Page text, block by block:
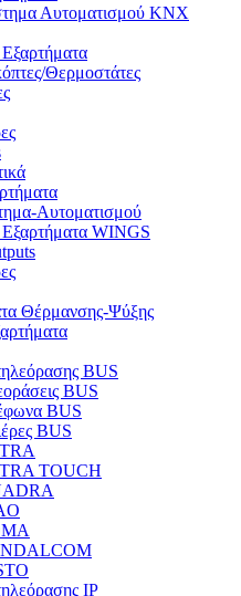
Αυτοματισμού KNX
Θερμοστάτες
Αυτοματισμού
Εξαρτήματα WINGS
Θέρμανσης-Ψύξης
BUS
BUS
BUS
BUS
TOUCH
IP